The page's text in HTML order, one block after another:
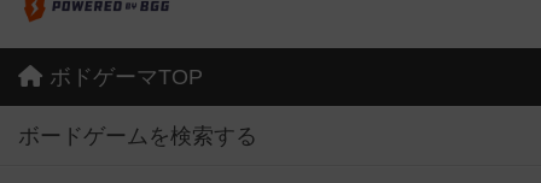
ボドゲーマTOP
ボードゲームを検索する